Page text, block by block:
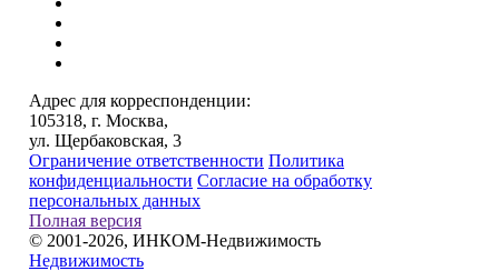
Адрес для корреспонденции:
105318, г. Москва,
ул. Щербаковская, 3
Ограничение ответственности Политика
конфиденциальности Согласие на обработку
персональных данных
Полная версия
© 2001-2026, ИНКОМ-Недвижимость
Недвижимость